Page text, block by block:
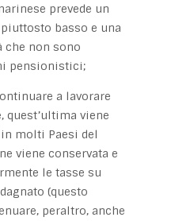
prevede un
basso e una
che non sono
pensionistici;
a lavorare
quest’ultima viene
molti Paesi del
viene conservata e
le tasse su
(questo
peraltro, anche